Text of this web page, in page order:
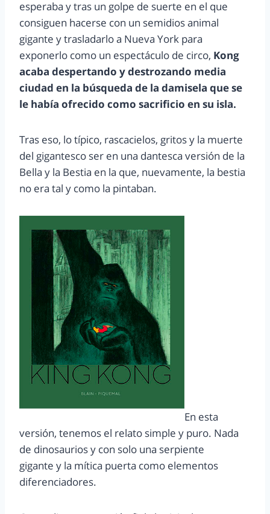
esperaba y tras un golpe de suerte en el que
consiguen hacerse con un semidios animal
gigante y trasladarlo a Nueva York para
exponerlo como un espectáculo de circo, Kong
acaba despertando y destrozando media
ciudad en la búsqueda de la damisela que se
le había ofrecido como sacrificio en su isla.
Tras eso, lo típico, rascacielos, gritos y la muerte
del gigantesco ser en una dantesca versión de la
Bella y la Bestia en la que, nuevamente, la bestia
no era tal y como la pintaban.
En esta
versión, tenemos el relato simple y puro. Nada
de dinosaurios y con solo una serpiente
gigante y la mítica puerta como elementos
diferenciadores.